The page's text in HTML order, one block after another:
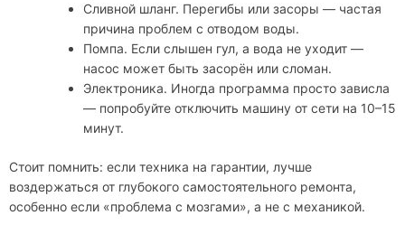
Сливной шланг. Перегибы или засоры — частая
причина проблем с отводом воды.
Помпа. Если слышен гул, а вода не уходит —
насос может быть засорён или сломан.
Электроника. Иногда программа просто зависла
— попробуйте отключить машину от сети на 10–15
минут.
Стоит помнить: если техника на гарантии, лучше
воздержаться от глубокого самостоятельного ремонта,
особенно если «проблема с мозгами», а не с механикой.